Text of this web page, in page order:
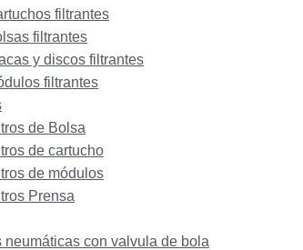
filtrantes
filtrantes
y discos filtrantes
filtrantes
de Bolsa
de cartucho
de módulos
Prensa
neumáticas con valvula de bola